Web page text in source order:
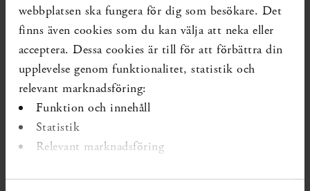
webbplatsen ska fungera för dig som besökare. Det
finns även cookies som du kan välja att neka eller
acceptera. Dessa cookies är till för att förbättra din
upplevelse genom funktionalitet, statistik och
relevant marknadsföring:
Funktion och innehåll
Statistik
Relevant marknadsföring
VETENSKAPLIG KUNSKAPSLUCKA
effekt eller att det saknas systematiska översikter.